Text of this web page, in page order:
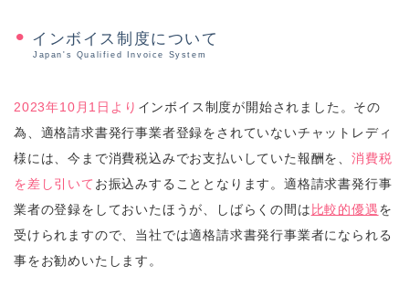
インボイス制度について
Japan's Qualified Invoice System
2023年10月1日より インボイス制度が開始されました。その
為、適格請求書発行事業者登録をされていないチャットレディ
様には、今まで消費税込みでお支払いしていた報酬を、消費税
を差し引いて お振込みすることとなります。適格請求書発行事
業者の登録をしておいたほうが、しばらくの間は 比較的優遇を
受けられますので、当社では適格請求書発行事業者になられる
事をお勧めいたします。